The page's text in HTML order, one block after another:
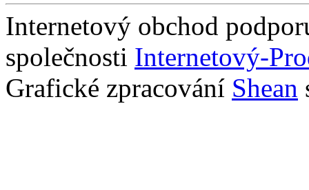
Internetový obchod
společnosti Internetový-
Grafické zpracování Shean